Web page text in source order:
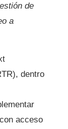
de
a
dentro
con acceso